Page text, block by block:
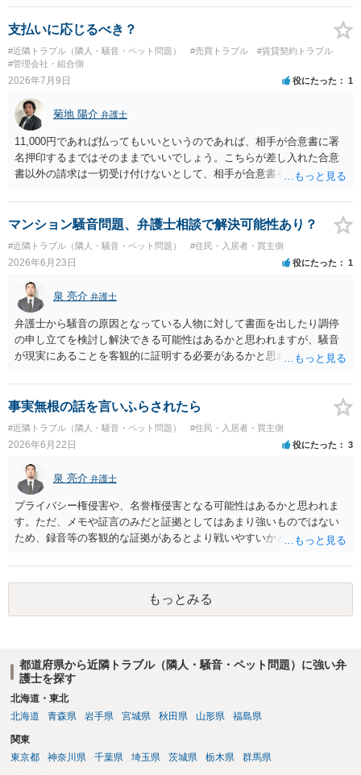
支払いに応じるべき？
#近隣トラブル（隣人・騒音・ペット問題） #売買トラブル
#賃貸契約トラブル
#管理会社・組合側
2026年7月9日 役にたった 1
菊地 陽介 弁護士
11,000円であれば払ってもいいというのであれば、相手が合意書に署
名押印するまではそのままでいいでしょう。こちらが差し入れた合意
書以外の請求は一切受け付けないとして、相手が合意書を作成するま
入れてしまっているということなので、もし11,000円の支払い合意も
撤回したいというのであれば、できれば内容証明で先方の支払いの請
求について一切応じるつもりがない旨を書面で伝えたうえで、先に差
し入れた合意書は撤回すると明確に示す必要があります。
マンション騒音問題、弁護士相談で解決可能性あり？
#近隣トラブル（隣人・騒音・ペット問題） #住民・入居者・買主側
2026年6月23日 役にたった 1
泉 亮介 弁護士
弁護士から騒音の原因となっている人物に対して書面を出したり調停
の申し立てを検討し解決できる可能性はあるかと思われますが、騒音
が現実にあることを客観的に証明する必要があるかと思われます。
事実無根の話を言いふらされたら
#近隣トラブル（隣人・騒音・ペット問題） #住民・入居者・買主側
2026年6月22日 役にたった 3
泉 亮介 弁護士
プライバシー権侵害や、名誉権侵害となる可能性はあるかと思われま
す。ただ、メモや証言のみだと証拠としてはあまり強いものではない
ため、録音等の客観的な証拠があるとより戦いやすいかと思われま
もっとみる
都道府県から近隣トラブル（隣人・騒音・ペット問題）に強い弁
護士を探す
北海道・東北
北海道
青森県 岩手県 宮城県 秋田県 山形県 福島県
関東
東京都
神奈川県 千葉県 埼玉県 茨城県 栃木県 群馬県